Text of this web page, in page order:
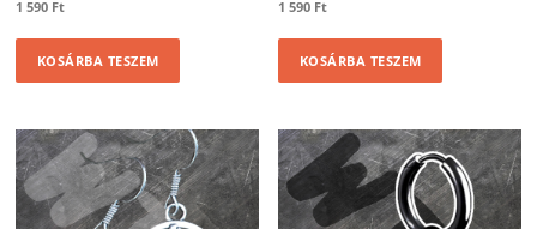
1 590 Ft
KOSÁRBA TESZEM
1 590 Ft
KOSÁRBA TESZEM